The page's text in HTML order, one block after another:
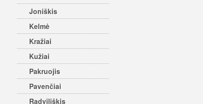
Joniškis
Kelmė
Kražiai
Kužiai
Pakruojis
Pavenčiai
Radviliškis